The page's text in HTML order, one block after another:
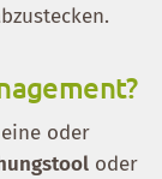
oder
oder